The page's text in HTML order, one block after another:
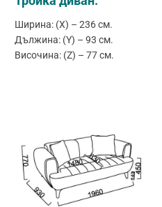
Ширина: (X) – 236 см.
Дължина: (Y) – 93 см.
Височина: (Z) – 77 см.